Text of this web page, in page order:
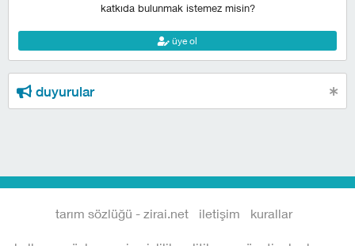
katkıda bulunmak istemez misin?
üye ol
duyurular
tarım sözlüğü - zirai.net iletişim kurallar